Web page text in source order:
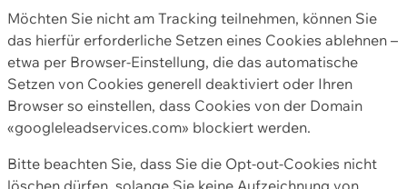
Möchten Sie nicht am Tracking teilnehmen, können Sie
das hierfür erforderliche Setzen eines Cookies ablehnen –
etwa per Browser-Einstellung, die das automatische
Setzen von Cookies generell deaktiviert oder Ihren
Browser so einstellen, dass Cookies von der Domain
«googleleadservices.com» blockiert werden.
Bitte beachten Sie, dass Sie die Opt-out-Cookies nicht